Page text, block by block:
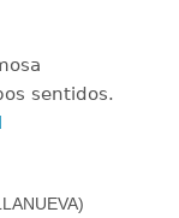
sentidos.